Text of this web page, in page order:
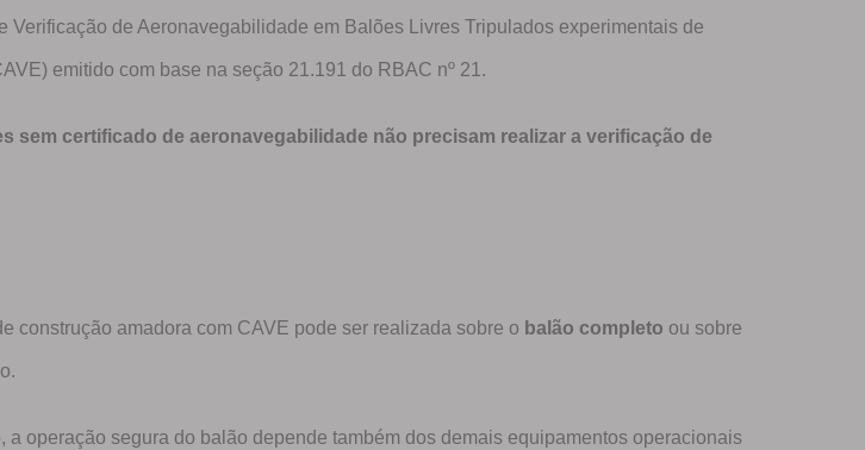
de Aeronavegabilidade em Balões Livres Tripulados experimentais de
emitido com base na seção 21.191 do RBAC nº 21.
sem certificado de aeronavegabilidade não precisam realizar a verificação de
construção amadora com CAVE pode ser realizada sobre o balão completo ou sobre
a operação segura do balão depende também dos demais equipamentos operacionais